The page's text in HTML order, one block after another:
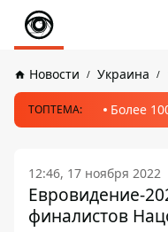
Новости Украина
ТОПТЕМА: Более
12:46, 17 ноября 2022
Евровидение-
финалистов